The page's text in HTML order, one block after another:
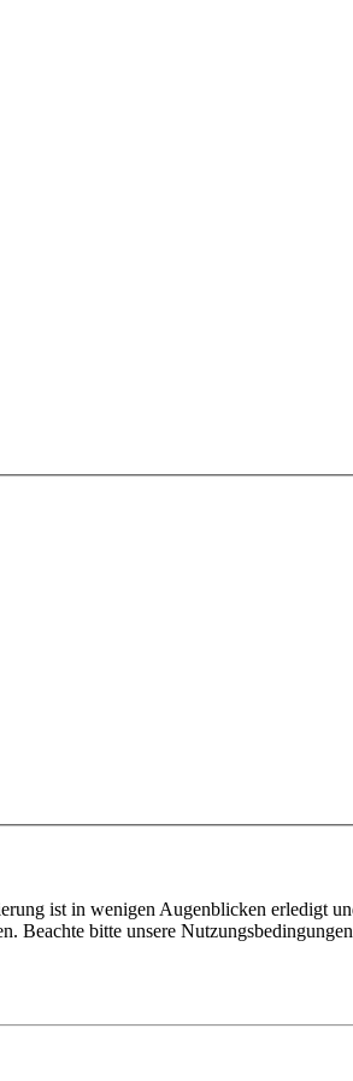
ist in wenigen Augenblicken erledigt
Beachte bitte unsere